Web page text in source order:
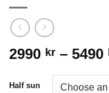
2990 kr – 5490
Half sun